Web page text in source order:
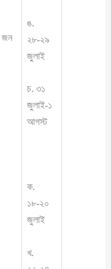
জন
ঙ.
২৮-২৯
জুলাই
চ. ৩১
জুলাই-১
আগস্ট
ক.
১৮-২০
জুলাই
খ.